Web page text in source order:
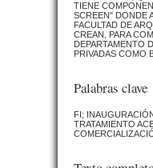
TIENE
SCREEN" DONDE
FACULTAD DE
CREAN, PARA
DEPARTAMENTO
PRIVADAS COMO
Palabras clave
FI;
TRATAMIENTO